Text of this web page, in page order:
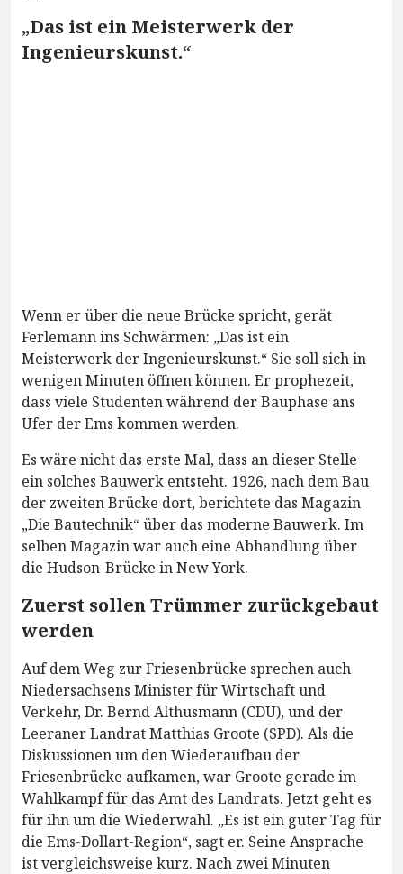
„Das ist ein Meisterwerk der
Ingenieurskunst.“
Wenn er über die neue Brücke spricht, gerät
Ferlemann ins Schwärmen: „Das ist ein
Meisterwerk der Ingenieurskunst.“ Sie soll sich in
wenigen Minuten öffnen können. Er prophezeit,
dass viele Studenten während der Bauphase ans
Ufer der Ems kommen werden.
Es wäre nicht das erste Mal, dass an dieser Stelle
ein solches Bauwerk entsteht. 1926, nach dem Bau
der zweiten Brücke dort, berichtete das Magazin
„Die Bautechnik“ über das moderne Bauwerk. Im
selben Magazin war auch eine Abhandlung über
die Hudson-Brücke in New York.
Zuerst sollen Trümmer zurückgebaut
werden
Auf dem Weg zur Friesenbrücke sprechen auch
Niedersachsens Minister für Wirtschaft und
Verkehr, Dr. Bernd Althusmann (CDU), und der
Leeraner Landrat Matthias Groote (SPD). Als die
Diskussionen um den Wiederaufbau der
Friesenbrücke aufkamen, war Groote gerade im
Wahlkampf für das Amt des Landrats. Jetzt geht es
für ihn um die Wiederwahl. „Es ist ein guter Tag für
die Ems-Dollart-Region“, sagt er. Seine Ansprache
ist vergleichsweise kurz. Nach zwei Minuten